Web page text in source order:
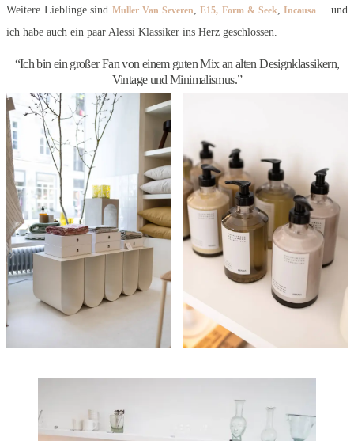
Weitere Lieblinge sindMuller Van Severen,E15, Form & Seek,Incausa… und
ich habe auch ein paar Alessi Klassiker ins Herz geschlossen.
“Ich bin ein großer Fan von einem guten Mix an alten Designklassikern,
Vintage und Minimalismus.”